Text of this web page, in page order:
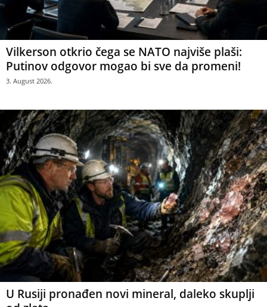
Vilkerson otkrio čega se NATO najviše plaši:
Putinov odgovor mogao bi sve da promeni!
3. August 2026.
U Rusiji pronađen novi mineral, daleko skuplji